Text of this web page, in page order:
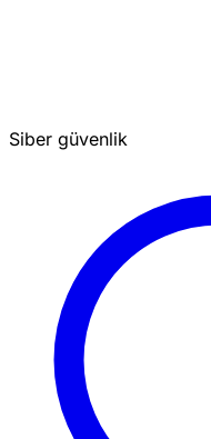
Siber güvenlik